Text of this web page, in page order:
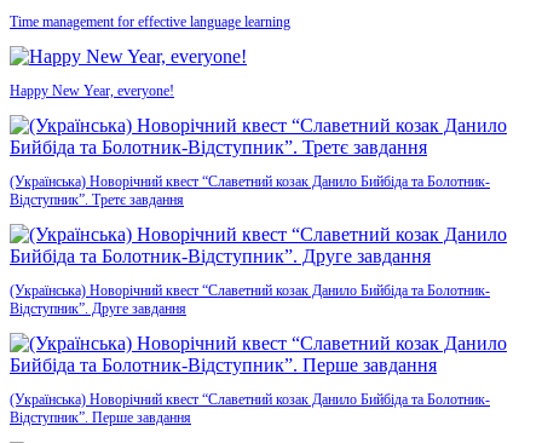
Time management for effective language learning
Happy New Year, everyone!
(Українська) Новорічний квест “Славетний козак Данило Бийбіда та Болотник-
Відступник”. Третє завдання
(Українська) Новорічний квест “Славетний козак Данило Бийбіда та Болотник-
Відступник”. Друге завдання
(Українська) Новорічний квест “Славетний козак Данило Бийбіда та Болотник-
Відступник”. Перше завдання